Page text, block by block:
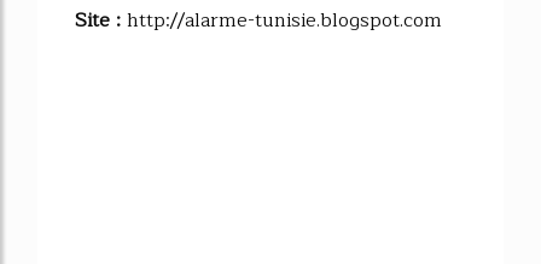
Site :http://alarme-tunisie.blogspot.com